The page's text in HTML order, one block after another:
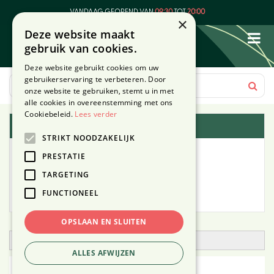
VANDAAG GEOPEND VAN09:30TOT20:00
Open zoekfilter
×
Deze website maakt
gebruik van cookies.
Deze website gebruikt cookies om uw
gebruikerservaring te verbeteren. Door
onze website te gebruiken, stemt u in met
alle cookies in overeenstemming met ons
Cookiebeleid. Lees verder
STRIKT NOODZAKELIJK
PRESTATIE
TARGETING
FUNCTIONEEL
OPSLAAN EN SLUITEN
ALLES AFWIJZEN